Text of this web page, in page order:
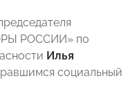
РОССИИ» по
Илья
социальный